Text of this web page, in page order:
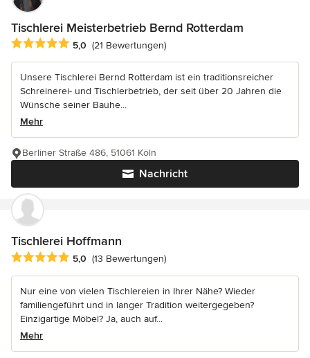
Tischlerei Meisterbetrieb Bernd Rotterdam
Durchschnittliche Bewertung: 5 von 5 Sternen
5,0 (21 Bewertungen)
Unsere Tischlerei Bernd Rotterdam ist ein traditionsreicher
Schreinerei- und Tischlerbetrieb, der seit über 20 Jahren die
Wünsche seiner Bauhe...
Mehr
Nachricht
Berliner Straße 486, 51061 Köln
Tischlerei Hoffmann
Durchschnittliche Bewertung: 5 von 5 Sternen
5,0 (13 Bewertungen)
Nur eine von vielen Tischlereien in Ihrer Nähe? Wieder
familiengeführt und in langer Tradition weitergegeben?
Einzigartige Möbel? Ja, auch auf...
Mehr